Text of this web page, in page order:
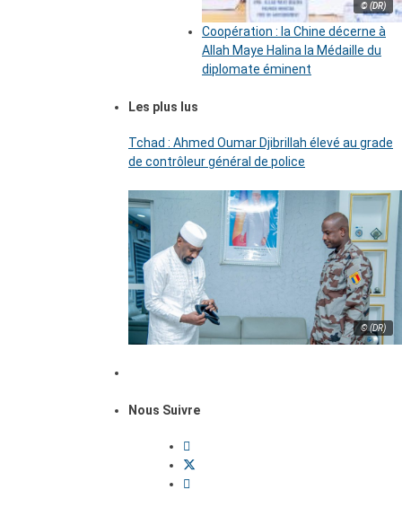
© (DR)
Coopération : la Chine décerne à
Allah Maye Halina la Médaille du
diplomate éminent
Les plus lus
Tchad : Ahmed Oumar Djibrillah élevé au grade
de contrôleur général de police
© (DR)
Nous Suivre